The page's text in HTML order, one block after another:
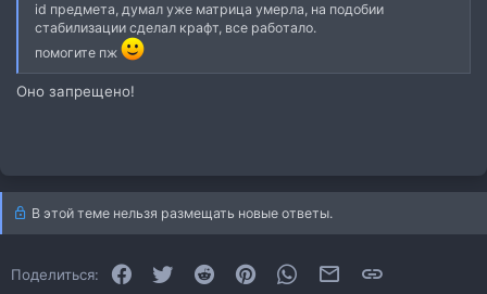
id предмета, думал уже матрица умерла, на подобии
стабилизации сделал крафт, все работало.
помогите пж
Оно запрещено!
В этой теме нельзя размещать новые ответы.
Поделиться: FacebookTwitter Reddit PinterestWhatsAppЭлектронная почта